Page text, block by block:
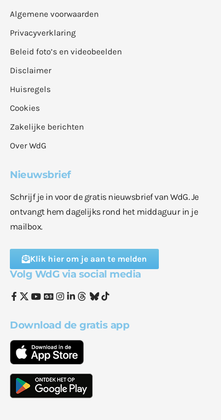
Algemene voorwaarden
Privacyverklaring
Beleid foto’s en videobeelden
Disclaimer
Huisregels
Cookies
Zakelijke berichten
Over WdG
Nieuwsbrief
Schrijf je in voor de gratis nieuwsbrief van WdG. Je
ontvangt hem dagelijks rond het middaguur in je
mailbox.
Klik hier om je aan te melden
Volg WdG via social media
Download de gratis app